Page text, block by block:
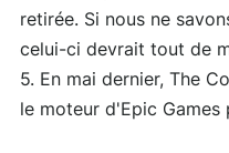
retirée. Si nous ne
celui-ci devrait tout de
5. En mai dernier, The
le moteur d'Epic